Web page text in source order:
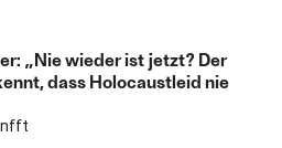
„Nie wieder ist jetzt? Der
dass Holocaustleid nie